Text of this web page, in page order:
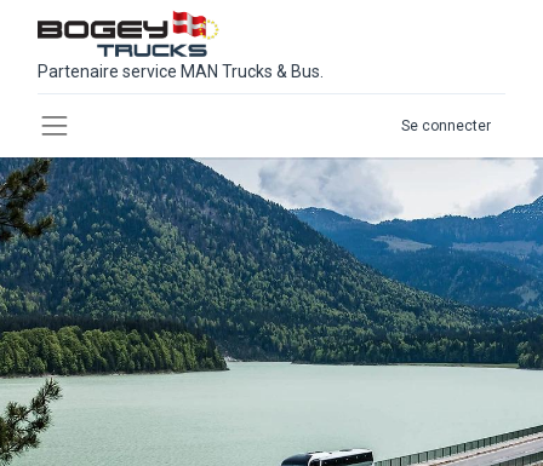
Partenaire service MAN Trucks & Bus.
Se connecter